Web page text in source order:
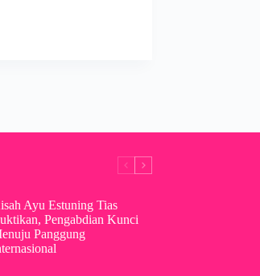
Ayu Estuning Tias
Pengabdian Kunci
Panggung